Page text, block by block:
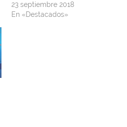
23 septiembre 2018
En «Destacados»